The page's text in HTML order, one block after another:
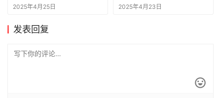
局
2025年4月25日
国际车展
2025年4月23日
发表回复